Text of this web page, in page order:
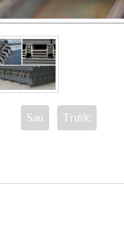
Sau Trước